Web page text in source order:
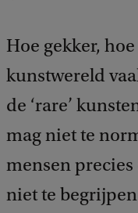
Hoe gekker,
kunstwereld
de ‘rare’
mag niet te
mensen
niet te